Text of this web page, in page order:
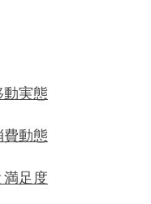
実態
動態
足度